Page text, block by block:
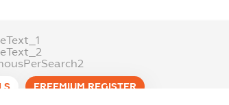
FREEMIUM.REGISTER